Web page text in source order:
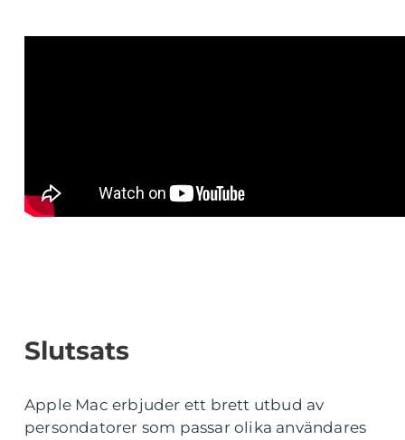
Slutsats
Apple Mac erbjuder ett brett utbud av
persondatorer som passar olika användares